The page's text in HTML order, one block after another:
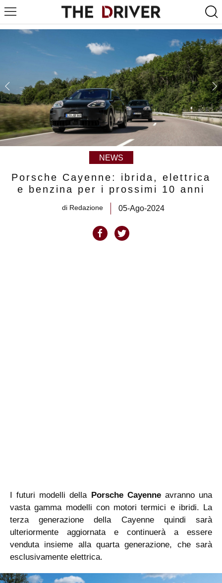
NEWS
Porsche Cayenne: ibrida, elettrica
e benzina per i prossimi 10 anni
di Redazione 05-Ago-2024
I futuri modelli della Porsche Cayenne avranno una
vasta gamma modelli con motori termici e ibridi. La
terza generazione della Cayenne quindi sarà
ulteriormente aggiornata e continuerà a essere
venduta insieme alla quarta generazione, che sarà
esclusivamente elettrica.